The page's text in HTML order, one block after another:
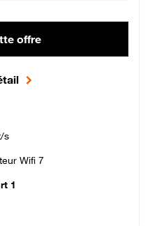
offre
s
Wifi 7
1